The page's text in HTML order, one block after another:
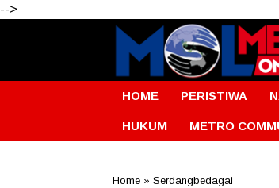
-->
HOME PERISTIWA
HUKUM METRO
Home » Serdangbedagai